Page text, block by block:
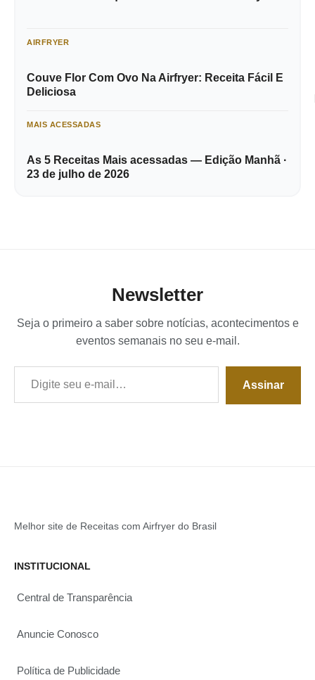
AIRFRYER
Couve Flor Com Ovo Na Airfryer: Receita Fácil E
Deliciosa
MAIS ACESSADAS
As 5 Receitas Mais acessadas — Edição Manhã ·
23 de julho de 2026
Newsletter
Seja o primeiro a saber sobre notícias, acontecimentos e
eventos semanais no seu e-mail.
Digite seu e-mail…
Assinar
Melhor site de Receitas com Airfryer do Brasil
INSTITUCIONAL
Central de Transparência
Anuncie Conosco
Política de Publicidade